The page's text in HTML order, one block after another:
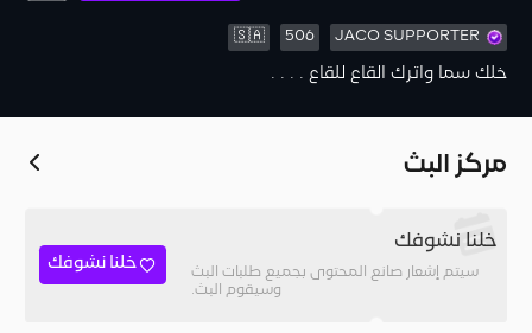
JACO SUPPORTER
506
🇸🇦
خلك سما واترك القاع للقاع . . . .
مركز البث
خلنا نشوفك
سيتم إشعار صانع المحتوى بجميع طلبات البث
وسيقوم البث.
خلنا نشوفك